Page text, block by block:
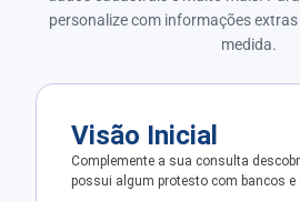
personalize com informações
medida.
Visão Inicial
Complemente a sua consulta
possui algum protesto com bancos e